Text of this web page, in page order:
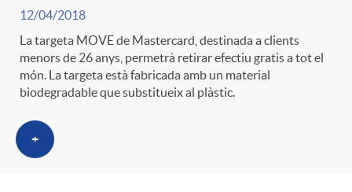
12/04/2018
La targeta MOVE de Mastercard, destinada a clients
menors de 26 anys, permetrà retirar efectiu gratis a tot el
món. La targeta està fabricada amb un material
biodegradable que substitueix al plàstic.
+